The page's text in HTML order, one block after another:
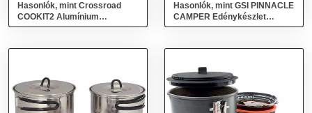
Hasonlók, mint Crossroad
COOKIT2 Alumínium
edénykészlet, fekete, méret
Hasonlók, mint GSI PINNACLE
CAMPER Edénykészlet
kempingezéshez, mix, méret